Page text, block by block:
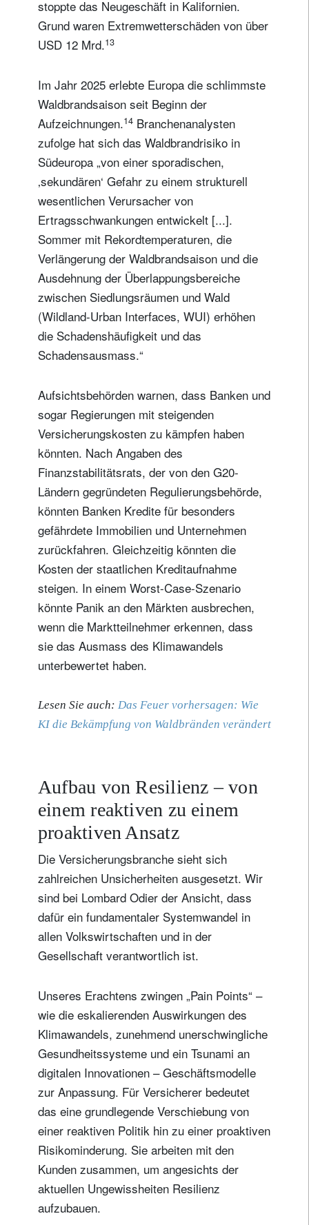
stoppte das Neugeschäft in Kalifornien.
Grund waren Extremwetterschäden von über
USD 12 Mrd.13
Im Jahr 2025 erlebte Europa die schlimmste
Waldbrandsaison seit Beginn der
Aufzeichnungen.14 Branchenanalysten
zufolge hat sich das Waldbrandrisiko in
Südeuropa „von einer sporadischen,
‚sekundären‘ Gefahr zu einem strukturell
wesentlichen Verursacher von
Ertragsschwankungen entwickelt [...].
Sommer mit Rekordtemperaturen, die
Verlängerung der Waldbrandsaison und die
Ausdehnung der Überlappungsbereiche
zwischen Siedlungsräumen und Wald
(Wildland-Urban Interfaces, WUI) erhöhen
die Schadenshäufigkeit und das
Schadensausmass.“
Aufsichtsbehörden warnen, dass Banken und
sogar Regierungen mit steigenden
Versicherungskosten zu kämpfen haben
könnten. Nach Angaben des
Finanzstabilitätsrats, der von den G20-
Ländern gegründeten Regulierungsbehörde,
könnten Banken Kredite für besonders
gefährdete Immobilien und Unternehmen
zurückfahren. Gleichzeitig könnten die
Kosten der staatlichen Kreditaufnahme
steigen. In einem Worst-Case-Szenario
könnte Panik an den Märkten ausbrechen,
wenn die Marktteilnehmer erkennen, dass
sie das Ausmass des Klimawandels
unterbewertet haben.
Lesen Sie auch: Das Feuer vorhersagen: Wie
KI die Bekämpfung von Waldbränden verändert
Aufbau von Resilienz – von
einem reaktiven zu einem
proaktiven Ansatz
Die Versicherungsbranche sieht sich
zahlreichen Unsicherheiten ausgesetzt. Wir
sind bei Lombard Odier der Ansicht, dass
dafür ein fundamentaler Systemwandel in
allen Volkswirtschaften und in der
Gesellschaft verantwortlich ist.
Unseres Erachtens zwingen „Pain Points“ –
wie die eskalierenden Auswirkungen des
Klimawandels, zunehmend unerschwingliche
Gesundheitssysteme und ein Tsunami an
digitalen Innovationen – Geschäftsmodelle
zur Anpassung. Für Versicherer bedeutet
das eine grundlegende Verschiebung von
einer reaktiven Politik hin zu einer proaktiven
Risikominderung. Sie arbeiten mit den
Kunden zusammen, um angesichts der
aktuellen Ungewissheiten Resilienz
aufzubauen.